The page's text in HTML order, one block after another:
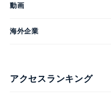
動画
海外企業
アクセスランキング